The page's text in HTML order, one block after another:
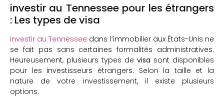
investir au Tennessee pour les étrangers
: Les types de visa
Investir au Tennessee dans l’immobilier aux États-Unis ne
se fait pas sans certaines formalités administratives.
Heureusement, plusieurs types de visa sont disponibles
pour les investisseurs étrangers. Selon la taille et la
nature de votre investissement, il existe plusieurs
options.